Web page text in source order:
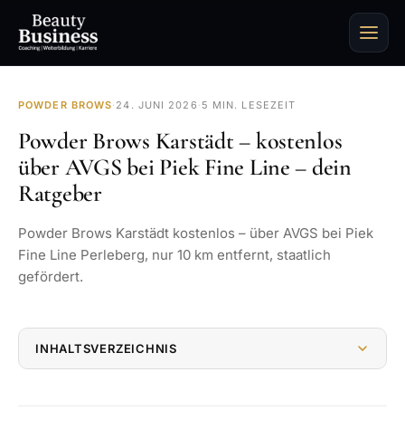
POWDER BROWS· 24. JUNI 2026 · 5 MIN. LESEZEIT
Powder Brows Karstädt – kostenlos
über AVGS bei Piek Fine Line – dein
Ratgeber
Powder Brows Karstädt kostenlos – über AVGS bei Piek
Fine Line Perleberg, nur 10 km entfernt, staatlich
gefördert.
INHALTSVERZEICHNIS